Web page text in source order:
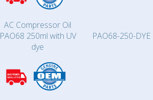
AC Compressor Oil
PAO68 250ml with UV
dye
PAO68-250-DYE